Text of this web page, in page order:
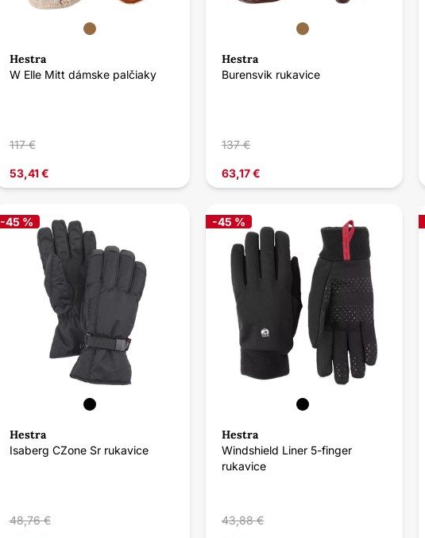
Hestra
W Elle Mitt dámske palčiaky
117 €
53,41 €
Hestra
Burensvik rukavice
137 €
63,17 €
-45 %
Hestra
Isaberg CZone Sr rukavice
48,76 €
-45 %
Hestra
Windshield Liner 5-finger
rukavice
43,88 €